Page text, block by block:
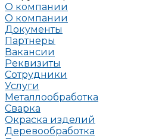
О компании
О компании
Документы
Партнеры
Вакансии
Реквизиты
Сотрудники
Услуги
Металлообработка
Сварка
Окраска изделий
Деревообработка